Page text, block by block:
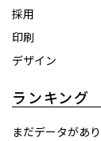
採用
印刷
デザイン
ランキング
まだデータがあり